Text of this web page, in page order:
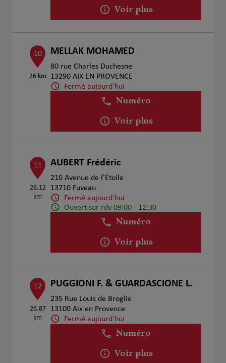
Voir plus
10
26 km
MELLAK MOHAMED
80 rue Charles Duchesne
13290 AIX EN PROVENCE
Fermé aujourd'hui
Numéro
Voir plus
11
26.12
km
AUBERT Frédéric
210 Avenue de l'Étoile
13710 Fuveau
Fermé aujourd'hui
Ouvert sur rdv 09:00 - 12:30
Numéro
Voir plus
12
26.87
km
PUGGIONI F. & GUARDASCIONE L.
235 Rue Louis de Broglie
13100 Aix en Provence
Fermé aujourd'hui
Numéro
Voir plus